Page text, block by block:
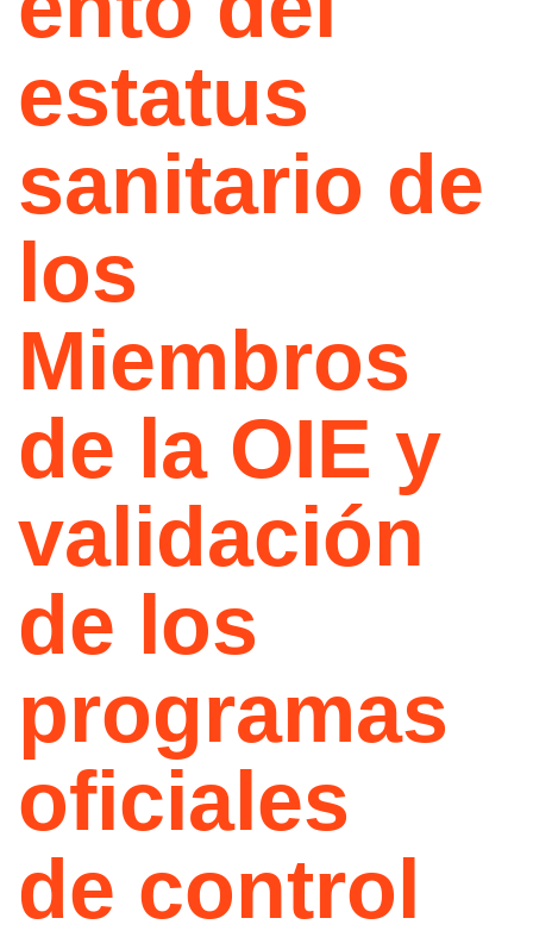
estatus
sanitario de
los
Miembros
de la OIE y
validación
de los
programas
oficiales
de control